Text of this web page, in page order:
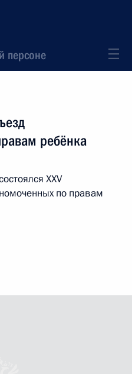
персоне
ребёнка
XXV
по правам